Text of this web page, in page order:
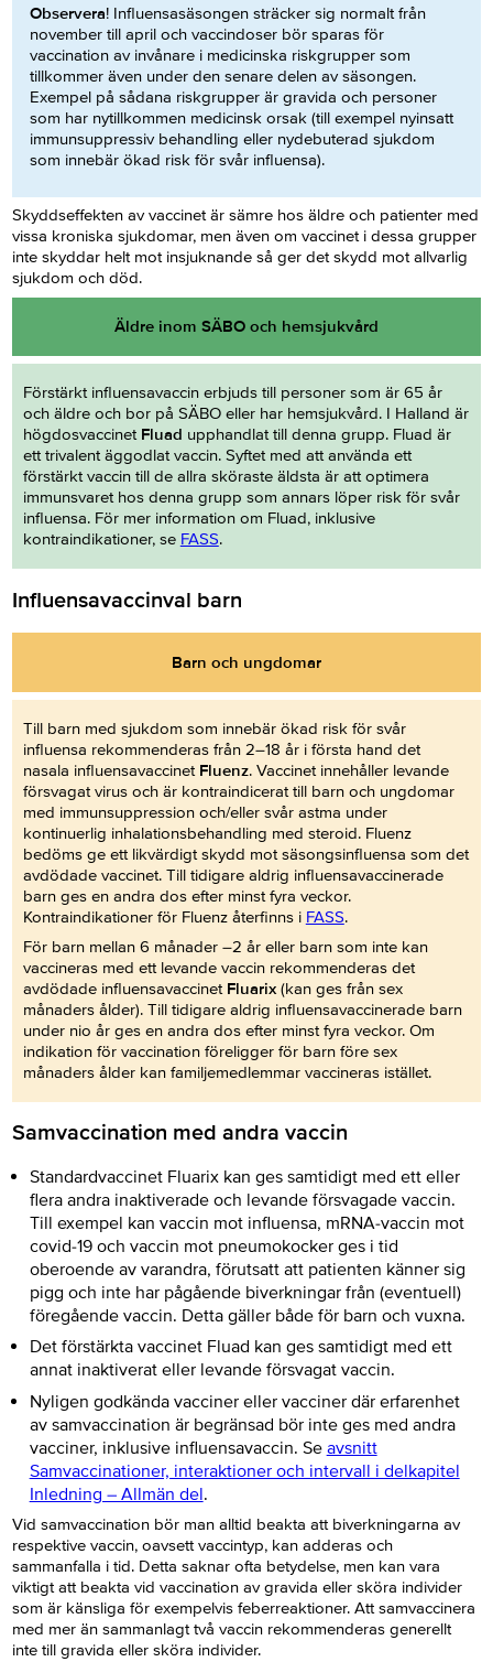
Observera! Influensasäsongen sträcker sig normalt från
november till april och vaccindoser bör sparas för
vaccination av invånare i medicinska riskgrupper som
tillkommer även under den senare delen av säsongen.
Exempel på sådana riskgrupper är gravida och personer
som har nytillkommen medicinsk orsak (till exempel nyinsatt
immunsuppressiv behandling eller nydebuterad sjukdom
som innebär ökad risk för svår influensa).
Skyddseffekten av vaccinet är sämre hos äldre och patienter med
vissa kroniska sjukdomar, men även om vaccinet i dessa grupper
inte skyddar helt mot insjuknande så ger det skydd mot allvarlig
sjukdom och död.
Äldre inom SÄBO och hemsjukvård
Förstärkt influensavaccin erbjuds till personer som är 65 år
och äldre och bor på SÄBO eller har hemsjukvård. I Halland är
högdosvaccinet Fluad upphandlat till denna grupp. Fluad är
ett trivalent äggodlat vaccin. Syftet med att använda ett
förstärkt vaccin till de allra sköraste äldsta är att optimera
immunsvaret hos denna grupp som annars löper risk för svår
influensa. För mer information om Fluad, inklusive
kontraindikationer, se FASS.
Influensavaccinval barn
Barn och ungdomar
Till barn med sjukdom som innebär ökad risk för svår
influensa rekommenderas från 2–18 år i första hand det
nasala influensavaccinet Fluenz. Vaccinet innehåller levande
försvagat virus och är kontraindicerat till barn och ungdomar
med immunsuppression och/eller svår astma under
kontinuerlig inhalationsbehandling med steroid. Fluenz
bedöms ge ett likvärdigt skydd mot säsongsinfluensa som det
avdödade vaccinet. Till tidigare aldrig influensavaccinerade
barn ges en andra dos efter minst fyra veckor.
Kontraindikationer för Fluenz återfinns i FASS.
För barn mellan 6 månader –2 år eller barn som inte kan
vaccineras med ett levande vaccin rekommenderas det
avdödade influensavaccinet Fluarix(kan ges från sex
månaders ålder). Till tidigare aldrig influensavaccinerade barn
under nio år ges en andra dos efter minst fyra veckor. Om
indikation för vaccination föreligger för barn före sex
månaders ålder kan familjemedlemmar vaccineras istället.
Samvaccination med andra vaccin
Standardvaccinet Fluarix kan ges samtidigt med ett eller
flera andra inaktiverade och levande försvagade vaccin.
Till exempel kan vaccin mot influensa, mRNA-vaccin mot
covid-19 och vaccin mot pneumokocker ges i tid
oberoende av varandra, förutsatt att patienten känner sig
pigg och inte har pågående biverkningar från (eventuell)
föregående vaccin. Detta gäller både för barn och vuxna.
Det förstärkta vaccinet Fluad kan ges samtidigt med ett
annat inaktiverat eller levande försvagat vaccin.
Nyligen godkända vacciner eller vacciner där erfarenhet
av samvaccination är begränsad bör inte ges med andra
vacciner, inklusive influensavaccin. Se avsnitt
Samvaccinationer, interaktioner och intervall i delkapitel
Inledning – Allmän del.
Vid samvaccination bör man alltid beakta att biverkningarna av
respektive vaccin, oavsett vaccintyp, kan adderas och
sammanfalla i tid. Detta saknar ofta betydelse, men kan vara
viktigt att beakta vid vaccination av gravida eller sköra individer
som är känsliga för exempelvis feberreaktioner. Att samvaccinera
med mer än sammanlagt två vaccin rekommenderas generellt
inte till gravida eller sköra individer.